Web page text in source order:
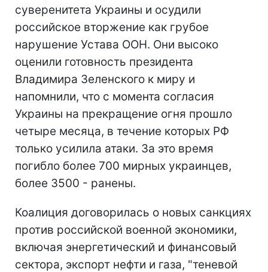
суверенитета Украины и осудили
российское вторжение как грубое
нарушение Устава ООН. Они высоко
оценили готовность президента
Владимира Зеленского к миру и
напомнили, что с момента согласия
Украины на прекращение огня прошло
четыре месяца, в течение которых РФ
только усилила атаки. За это время
погибло более 700 мирных украинцев,
более 3500 - ранены.
Коалиция договорилась о новых санкциях
против российской военной экономики,
включая энергетический и финансовый
сектора, экспорт нефти и газа, "теневой